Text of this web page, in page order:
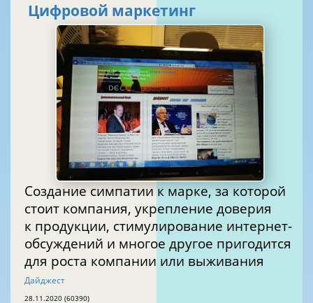
Цифровой маркетинг
Создание симпатии к марке, за которой
стоит компания, укрепление доверия
к продукции, стимулирование интернет-
обсуждений и многое другое пригодится
для роста компании или выживания
Дайджест
28.11.2020 (60390)